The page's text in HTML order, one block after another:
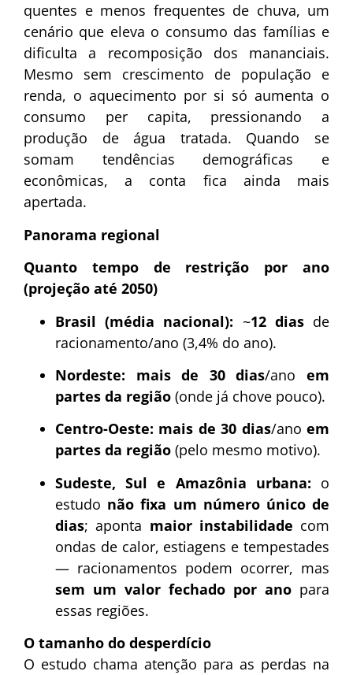
quentes e menos frequentes de chuva, um
cenário que eleva o consumo das famílias e
dificulta a recomposição dos mananciais.
Mesmo sem crescimento de população e
renda, o aquecimento por si só aumenta o
consumo per capita, pressionando a
produção de água tratada. Quando se
somam tendências demográficas e
econômicas, a conta fica ainda mais
apertada.
Panorama regional
Quanto tempo de restrição por ano
(projeção até 2050)
Brasil (média nacional): ~12 diasde
racionamento/ano (3,4% do ano).
Nordeste:
mais de 30 dias/anoem
partes da região (onde já chove pouco).
Centro-Oeste: mais de 30 dias/anoem
partes da região (pelo mesmo motivo).
Sudeste, Sul e Amazônia urbana: o
estudo não fixa um número único de
dias; aponta maior instabilidade com
ondas de calor, estiagens e tempestades
— racionamentos podem ocorrer, mas
sem um valor fechado por ano para
essas regiões.
O tamanho do desperdício
O estudo chama atenção para as perdas na